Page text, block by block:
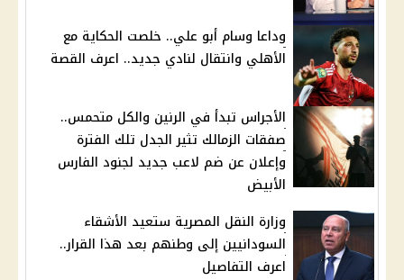
وداعا وسام أبو علي.. خلصت الحكاية مع
الأهلي وانتقال لنادي جديد.. اعرف القصة
الأجراس تبدأ في الرنين والكل متحمس..
صفقات الزمالك تثير الجدل تلك الفترة
وإعلان عن ضم لاعب جديد لجنود الفارس
الأبيض
وزارة النقل المصرية ستعيد الأشقاء
السودانيين إلى وطنهم بعد هذا القرار..
اعرف التفاصيل